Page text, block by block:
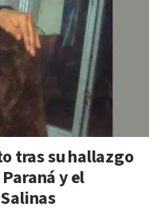
tras su hallazgo
y el